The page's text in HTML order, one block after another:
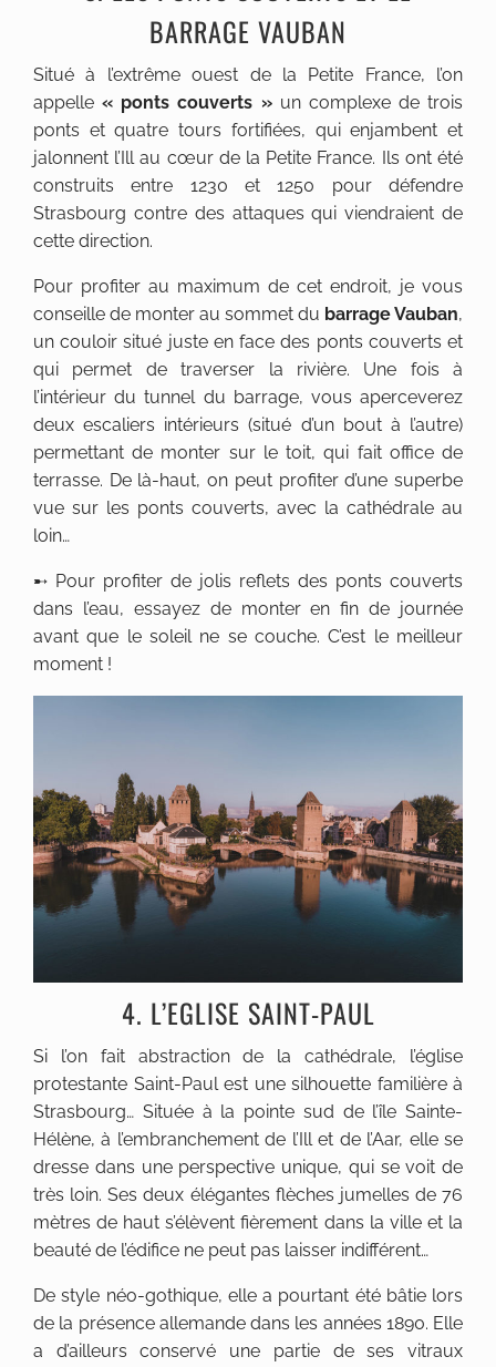
BARRAGE VAUBAN
Situé à l’extrême ouest de la Petite France, l’on
appelle« ponts couverts »un complexe de trois
ponts et quatre tours fortifiées, qui enjambent et
jalonnent l’Ill au cœur de la Petite France. Ils ont été
construits entre 1230 et 1250 pour défendre
Strasbourg contre des attaques qui viendraient de
cette direction.
Pour profiter au maximum de cet endroit, je vous
conseille de monter au sommet du barrage Vauban,
un couloir situé juste en face des ponts couverts et
qui permet de traverser la rivière. Une fois à
l’intérieur du tunnel du barrage, vous aperceverez
deux escaliers intérieurs (situé d’un bout à l’autre)
permettant de monter sur le toit, qui fait office de
terrasse. De là-haut, on peut profiter d’une superbe
vue sur les ponts couverts, avec la cathédrale au
loin…
➸ Pour profiter de jolis reflets des ponts couverts
dans l’eau, essayez de monter en fin de journée
avant que le soleil ne se couche. C’est le meilleur
moment !
4. L’EGLISE SAINT-PAUL
Si l’on fait abstraction de la cathédrale, l’église
protestante Saint-Paul est une silhouette familière à
Strasbourg… Située à la pointe sud de l’île Sainte-
Hélène, à l’embranchement de l’Ill et de l’Aar, elle se
dresse dans une perspective unique, qui se voit de
très loin. Ses deux élégantes flèches jumelles de 76
mètres de haut s’élèvent fièrement dans la ville et la
beauté de l’édifice ne peut pas laisser indifférent…
De style néo-gothique, elle a pourtant été bâtie lors
de la présence allemande dans les années 1890. Elle
a d’ailleurs conservé une partie de ses vitraux